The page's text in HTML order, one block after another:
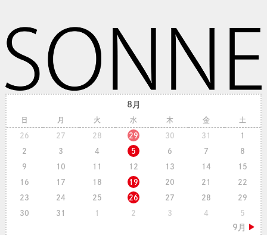
8月
日 月 火 水 木 金 土
26 27 28 29 30 31 1
2 3 4 5 6 7 8
9 10 11 12 13 14 15
16 17 18 19 20 21 22
23 24 25 26 27 28 29
30 31 1 2 3 4 5